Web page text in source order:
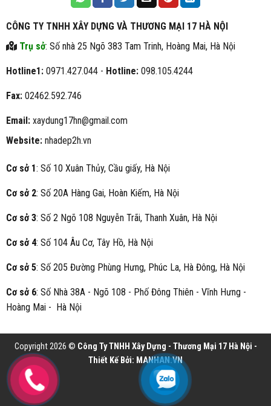
CÔNG TY TNHH XÂY DỰNG VÀ THƯƠNG MẠI 17 HÀ NỘI
Trụ sở: Số nhà 25 Ngõ 383 Tam Trinh, Hoàng Mai, Hà Nội
Hotline1:0971.427.044 - Hotline:098.105.4244
Fax:02462.592.746
Email:xaydung17hn@gmail.com
Website:nhadep2h.vn
Cơ sở 1: Số 10 Xuân Thủy, Cầu giấy, Hà Nội
Cơ sở 2: Số 20A Hàng Gai, Hoàn Kiếm, Hà Nội
Cơ sở 3: Số 2 Ngõ 108 Nguyễn Trãi, Thanh Xuân, Hà Nội
Cơ sở 4: Số 104 Âu Cơ, Tây Hồ, Hà Nội
Cơ sở 5: Số 205 Đường Phùng Hưng, Phúc La, Hà Đông, Hà Nội
Cơ sở 6: Số Nhà 38A - Ngõ 108 - Phố Đông Thiên - Vĩnh Hưng -
Hoàng Mai - Hà Nội
Copyright 2026 © Công Ty TNHH Xây Dựng - Thương Mại 17 Hà Nội -
Thiết Kế Bởi: MANHAN.VN